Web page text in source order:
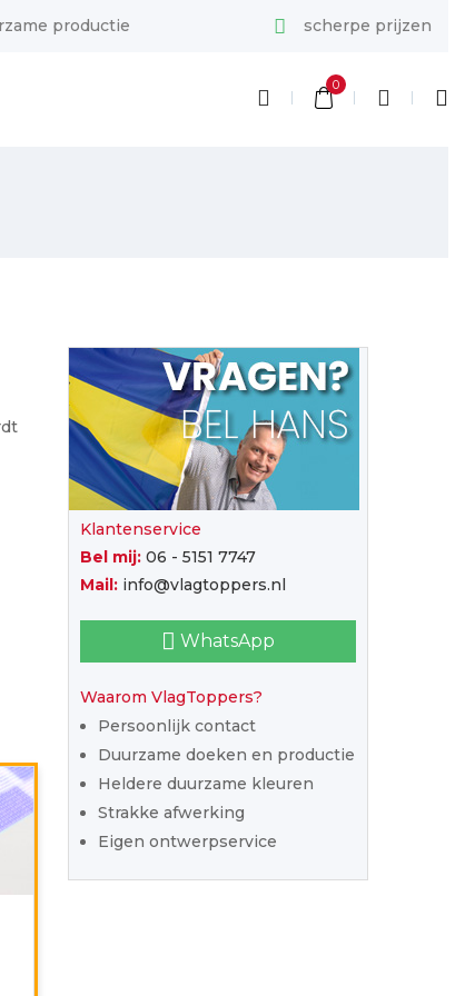
productie scherpe prijzen
0
Spun-
polyester,
165
geweven
Klantenservice
Bel mij: 06 - 5151 7747
Mail: info@vlagtoppers.nl
WhatsApp
Waarom VlagToppers?
Persoonlijk contact
Duurzame doeken en productie
Heldere duurzame kleuren
Strakke afwerking
Eigen ontwerpservice